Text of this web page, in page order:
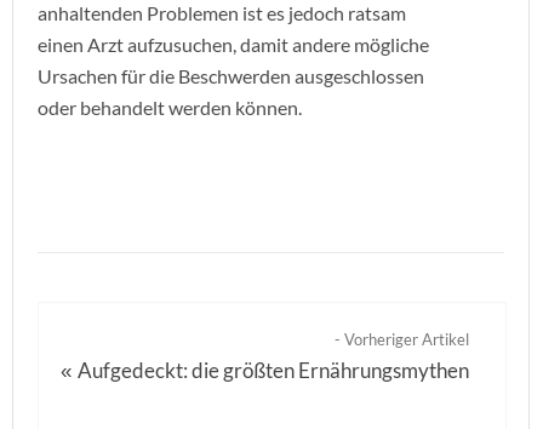
anhaltenden Problemen ist es jedoch ratsam
einen Arzt aufzusuchen, damit andere mögliche
Ursachen für die Beschwerden ausgeschlossen
oder behandelt werden können.
- Vorheriger Artikel
«Aufgedeckt: die größten Ernährungsmythen